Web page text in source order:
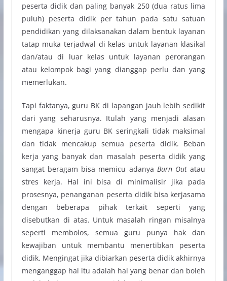
peserta didik dan paling banyak 250 (dua ratus lima
puluh) peserta didik per tahun pada satu satuan
pendidikan yang dilaksanakan dalam bentuk layanan
tatap muka terjadwal di kelas untuk layanan klasikal
dan/atau di luar kelas untuk layanan perorangan
atau kelompok bagi yang dianggap perlu dan yang
memerlukan.
Tapi faktanya, guru BK di lapangan jauh lebih sedikit
dari yang seharusnya. Itulah yang menjadi alasan
mengapa kinerja guru BK seringkali tidak maksimal
dan tidak mencakup semua peserta didik. Beban
kerja yang banyak dan masalah peserta didik yang
sangat beragam bisa memicu adanya Burn Out atau
stres kerja. Hal ini bisa di minimalisir jika pada
prosesnya, penanganan peserta didik bisa kerjasama
dengan beberapa pihak terkait seperti yang
disebutkan di atas. Untuk masalah ringan misalnya
seperti membolos, semua guru punya hak dan
kewajiban untuk membantu menertibkan peserta
didik. Mengingat jika dibiarkan peserta didik akhirnya
menganggap hal itu adalah hal yang benar dan boleh